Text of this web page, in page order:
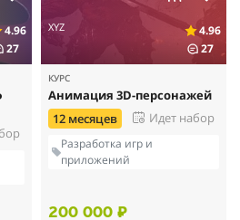
4.96
27
XYZ
4.96
27
КУРС
Анимация 3D-персонажей
12 месяцев
Идет набор
Разработка игр и
приложений
200 000 ₽